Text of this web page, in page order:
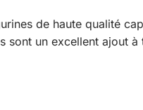
de haute qualité
sont un excellent ajout